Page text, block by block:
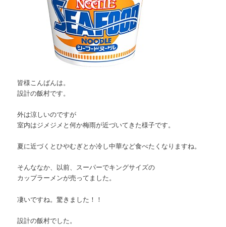
皆様こんばんは。
設計の飯村です。
外は涼しいのですが
室内はジメジメと何か梅雨が近づいてきた様子です。
夏に近づくとひやむぎとか冷し中華など食べたくなりますね。
そんななか、以前、スーパーでキングサイズの
カップラーメンが売ってました。
凄いですね。驚きました！！
設計の飯村でした。